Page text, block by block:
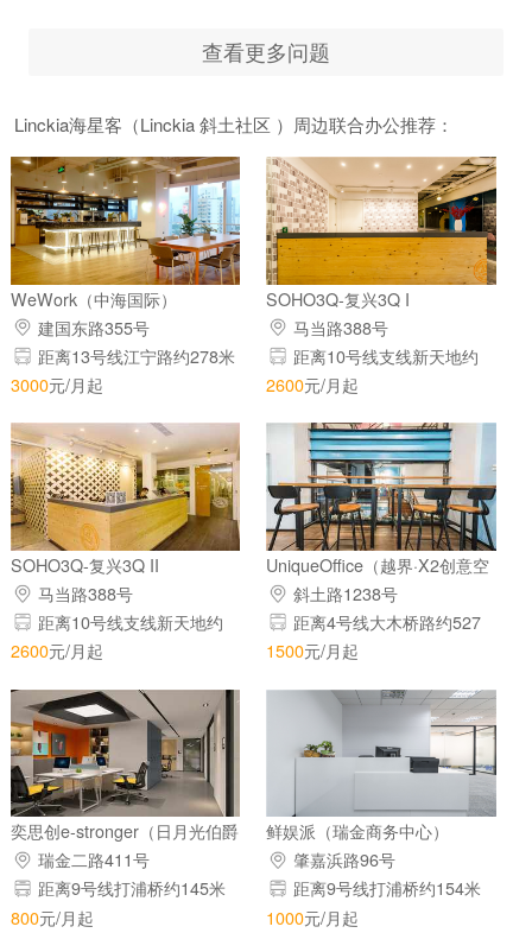
查看更多问题
Linckia海星客（Linckia 斜土社区 ）周边联合办公推荐：
WeWork（中海国际）
建国东路355号
距离13号线江宁路约278米
3000元/月起
SOHO3Q-复兴3Q I
马当路388号
距离10号线支线新天地约
158米
2600元/月起
SOHO3Q-复兴3Q II
马当路388号
距离10号线支线新天地约
158米
2600元/月起
UniqueOffice（越界·X2创意空
间）斜土路1238号
距离4号线大木桥路约527
米
1500元/月起
奕思创e-stronger（日月光伯爵
居）瑞金二路411号
距离9号线打浦桥约145米
800元/月起
鲜娱派（瑞金商务中心）
肇嘉浜路96号
距离9号线打浦桥约154米
1000元/月起